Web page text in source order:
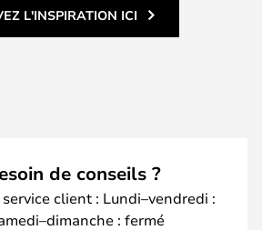
L'INSPIRATION ICI
de conseils ?
client : Lundi–vendredi :
: fermé